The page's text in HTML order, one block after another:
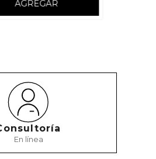
AGREGAR
En línea